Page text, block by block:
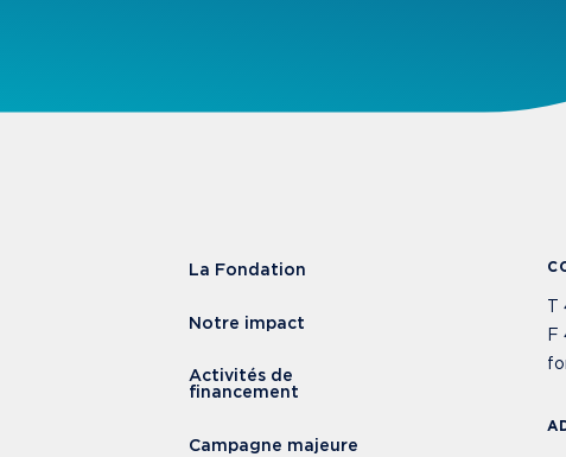
La Fondation
Notre impact
Activités de
financement
Campagne majeure
T
F